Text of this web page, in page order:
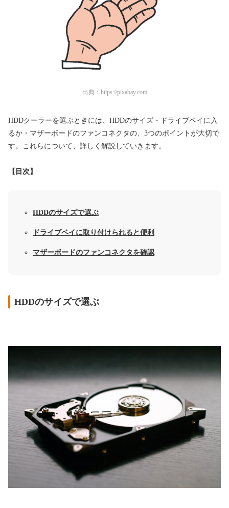
出典： https://pixabay.com
HDDクーラーを選ぶときには、HDDのサイズ・ドライブベイに入
るか・マザーボードのファンコネクタの、3つのポイントが大切で
す。これらについて、詳しく解説していきます。
【目次】
HDDのサイズで選ぶ
ドライブベイに取り付けられると便利
マザーボードのファンコネクタを確認
HDDのサイズで選ぶ